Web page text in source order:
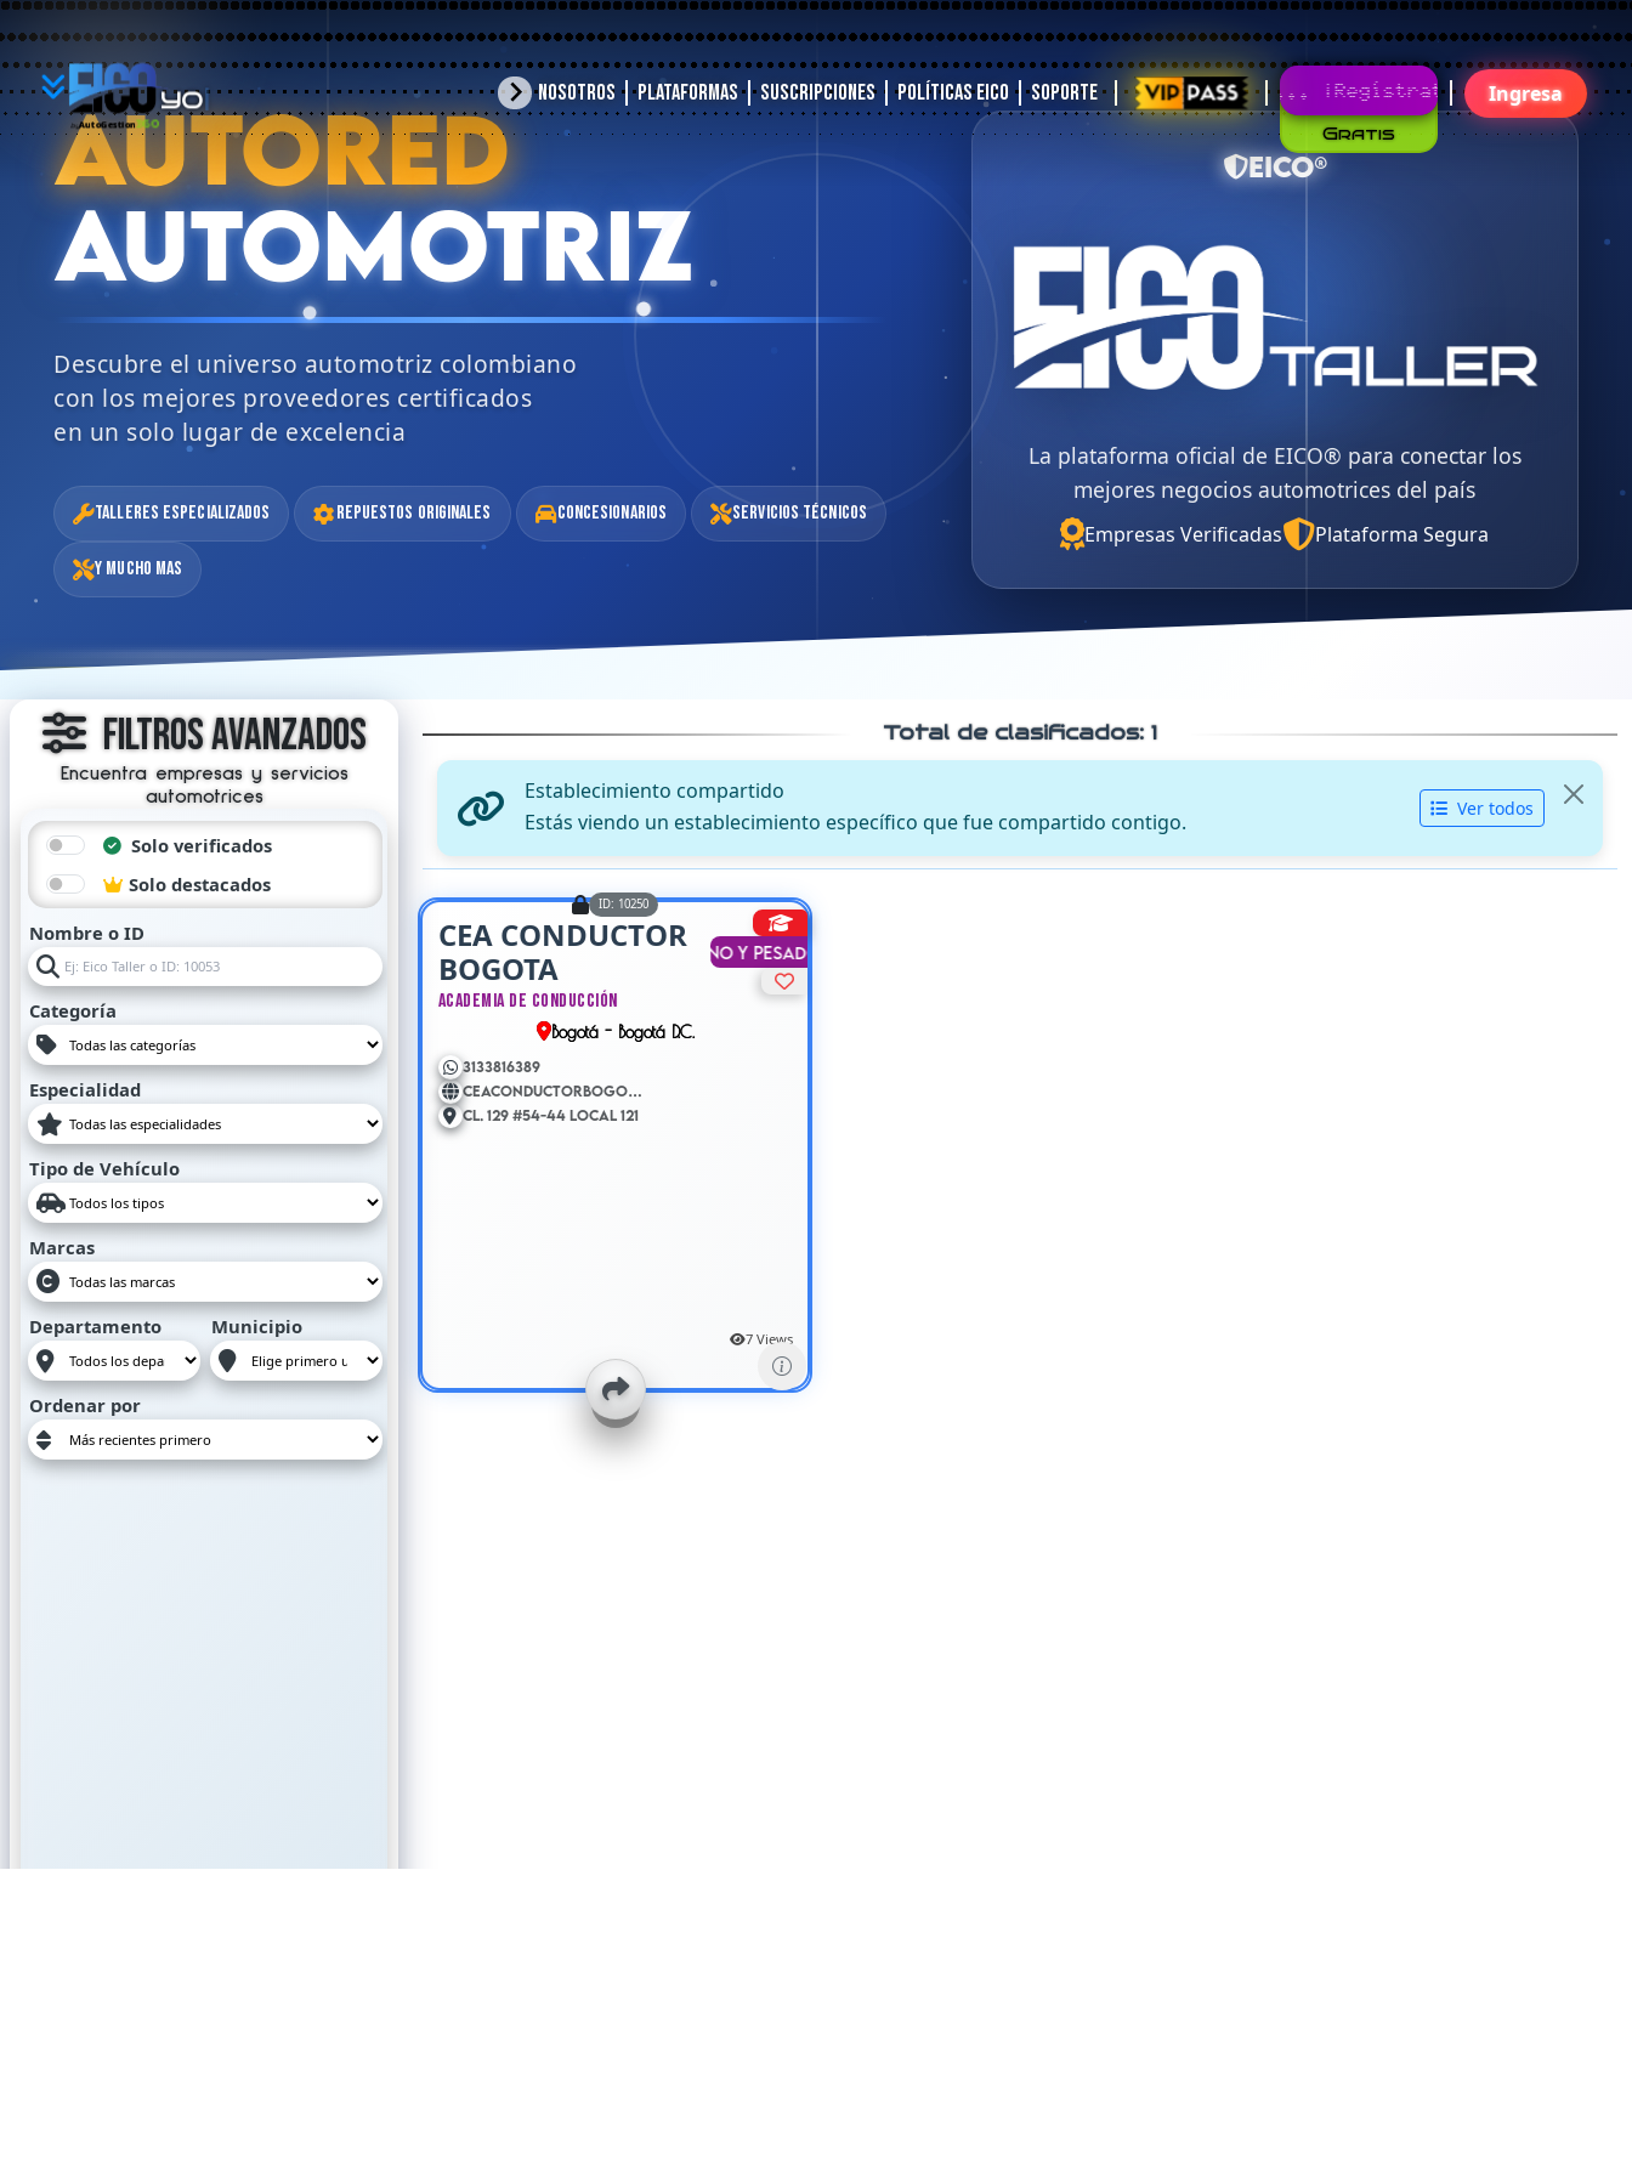
YO
BUSC
byAutoGestion360
Ingresa
¡Regístrate!¡Únete Ya!
Gratis
arrow_forward_ios Soporte
Políticas EICO
Suscripciones
Plataformas
Nosotros
AUTORED
AUTOMOTRIZ
Descubre el universo automotriz colombiano
con los mejores proveedores certificados
en un solo lugar de excelencia
Talleres Especializados Repuestos Originales Concesionarios Servicios Técnicos
Y mucho mas
EICO®
La plataforma oficial de EICO® para conectar los
mejores negocios automotrices del país
Empresas Verificadas Plataforma Segura
Filtros Avanzados
Encuentra empresas y servicios
automotrices
Solo verificados
Solo destacados
Nombre o ID
Categoría
Especialidad
Tipo de Vehículo
Marcas
Departamento Municipio
Ordenar por
Total de clasificados: 1
Establecimiento compartido
Estás viendo un establecimiento específico que fue compartido contigo.
Ver todos
ID: 10250
Liviano y Pesado
CEA CONDUCTOR
BOGOTA
Academia de Conducción
Bogotá - Bogotá D.C.
3133816389
ceaconductorbogota.wixsite.com
Cl. 129 #54-44 local 121
7 Views